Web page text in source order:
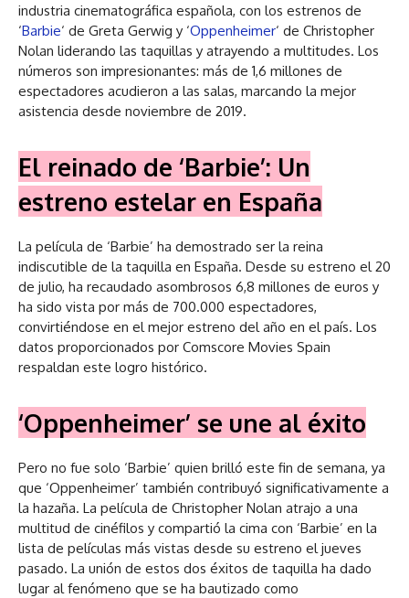
industria cinematográfica española, con los estrenos de
‘Barbie‘ de Greta Gerwig y ‘Oppenheimer‘ de Christopher
Nolan liderando las taquillas y atrayendo a multitudes. Los
números son impresionantes: más de 1,6 millones de
espectadores acudieron a las salas, marcando la mejor
asistencia desde noviembre de 2019.
El reinado de ‘Barbie’: Un
estreno estelar en España
La película de ‘Barbie’ ha demostrado ser la reina
indiscutible de la taquilla en España. Desde su estreno el 20
de julio, ha recaudado asombrosos 6,8 millones de euros y
ha sido vista por más de 700.000 espectadores,
convirtiéndose en el mejor estreno del año en el país. Los
datos proporcionados por Comscore Movies Spain
respaldan este logro histórico.
‘Oppenheimer’ se une al éxito
Pero no fue solo ‘Barbie’ quien brilló este fin de semana, ya
que ‘Oppenheimer’ también contribuyó significativamente a
la hazaña. La película de Christopher Nolan atrajo a una
multitud de cinéfilos y compartió la cima con ‘Barbie’ en la
lista de películas más vistas desde su estreno el jueves
pasado. La unión de estos dos éxitos de taquilla ha dado
lugar al fenómeno que se ha bautizado como